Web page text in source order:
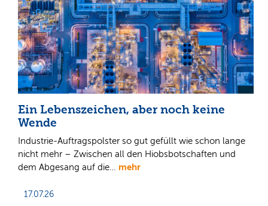
Ein Lebenszeichen, aber noch keine
Wende
Industrie-Auftragspolster so gut gefüllt wie schon lange
nicht mehr – Zwischen all den Hiobsbotschaften und
dem Abgesang auf die… mehr
17.07.26